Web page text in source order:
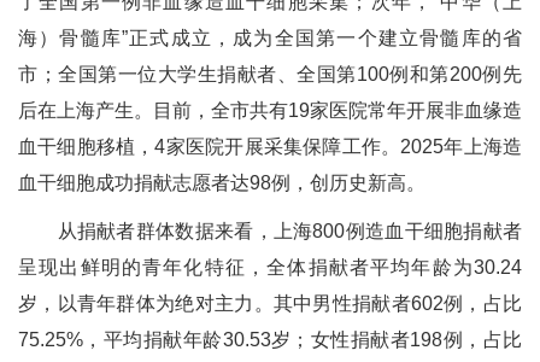
海）骨髓库”正式成立，成为全国第一个建立骨髓库的省
市；全国第一位大学生捐献者、全国第100例和第200例先
后在上海产生。目前，全市共有19家医院常年开展非血缘造
血干细胞移植，4家医院开展采集保障工作。2025年上海造
血干细胞成功捐献志愿者达98例，创历史新高。
从捐献者群体数据来看，上海800例造血干细胞捐献者
呈现出鲜明的青年化特征，全体捐献者平均年龄为30.24
岁，以青年群体为绝对主力。其中男性捐献者602例，占比
75.25%，平均捐献年龄30.53岁；女性捐献者198例，占比